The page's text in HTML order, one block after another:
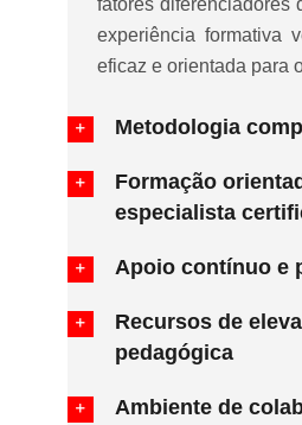
fatores diferenciadores
experiência formativa
eficaz e orientada para
Metodologia
Formação
especialista
Apoio contínuo e
Recursos de
pedagógica
Ambiente de